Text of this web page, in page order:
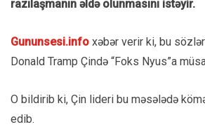
razılaşmanın əldə olunmasını istəyir.
Gununsesi.info xəbər verir ki, bu
Donald Tramp Çində “Foks Nyus”a
O bildirib ki, Çin lideri bu məsələdə
edib.